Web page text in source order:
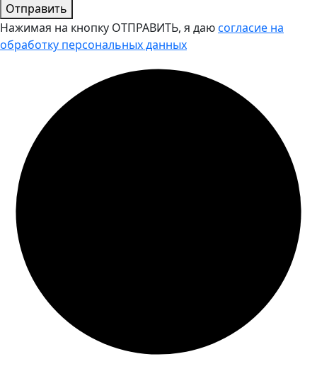
Отправить
Нажимая на кнопку ОТПРАВИТЬ, я даюсогласие на
обработку персональных данных